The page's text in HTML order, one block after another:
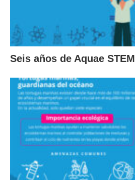
Seis años de Aquae STEM